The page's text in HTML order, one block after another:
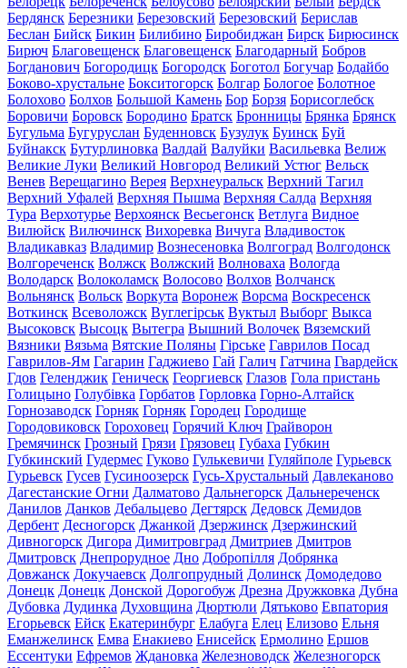
Бердянск Березники Березовский Березовский Берислав
Беслан Бийск Бикин Билибино Биробиджан Бирск Бирюсинск
Бирюч Благовещенск Благовещенск Благодарный Бобров
Богданович Богородицк Богородск Боготол Богучар Бодайбо
Боково-хрустальне Бокситогорск Болгар Бологое Болотное
Болохово Болхов Большой Камень Бор Борзя Борисоглебск
Боровичи Боровск Бородино Братск Бронницы Брянка Брянск
Бугульма Бугуруслан Буденновск Бузулук Буинск Буй
Буйнакск Бутурлиновка Валдай Валуйки Васильевка Велиж
Великие Луки Великий Новгород Великий Устюг Вельск
Венев Верещагино Верея Верхнеуральск Верхний Тагил
Верхний Уфалей Верхняя Пышма Верхняя Салда Верхняя
Тура Верхотурье Верхоянск Весьегонск Ветлуга Видное
Вилюйск Вилючинск Вихоревка Вичуга Владивосток
Владикавказ Владимир Вознесеновка Волгоград Волгодонск
Волгореченск Волжск Волжский Волноваха Вологда
Володарск Волоколамск Волосово Волхов Волчанск
Вольнянск Вольск Воркута Воронеж Ворсма Воскресенск
Воткинск Всеволожск Вуглегірськ Вуктыл Выборг Выкса
Высоковск Высоцк Вытегра Вышний Волочек Вяземский
Вязники Вязьма Вятские Поляны Гірське Гаврилов Посад
Гаврилов-Ям Гагарин Гаджиево Гай Галич Гатчина Гвардейск
Гдов Геленджик Геническ Георгиевск Глазов Гола пристань
Голицыно Голубівка Горбатов Горловка Горно-Алтайск
Горнозаводск Горняк Горняк Городец Городище
Городовиковск Гороховец Горячий Ключ Грайворон
Гремячинск Грозный Грязи Грязовец Губаха Губкин
Губкинский Гудермес Гуково Гулькевичи Гуляйполе Гурьевск
Гурьевск Гусев Гусиноозерск Гусь-Хрустальный Давлеканово
Дагестанские Огни Далматово Дальнегорск Дальнереченск
Данилов Данков Дебальцево Дегтярск Дедовск Демидов
Дербент Десногорск Джанкой Дзержинск Дзержинский
Дивногорск Дигора Димитровград Дмитриев Дмитров
Дмитровск Днепрорудное Дно Добропілля Добрянка
Довжанск Докучаевск Долгопрудный Долинск Домодедово
Донецк Донецк Донской Дорогобуж Дрезна Дружковка Дубна
Дубовка Дудинка Духовщина Дюртюли Дятьково Евпатория
Егорьевск Ейск Екатеринбург Елабуга Елец Елизово Ельня
Еманжелинск Емва Енакиево Енисейск Ермолино Ершов
Ессентуки Ефремов Ждановка Железноводск Железногорск